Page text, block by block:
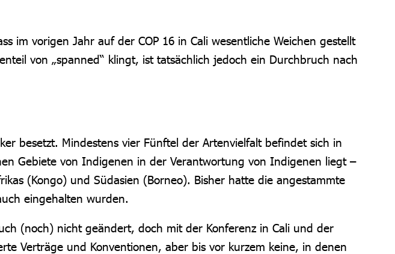
im vorigen Jahr auf der COP 16 in Cali wesentliche Weichen gestellt
von „spanned“ klingt, ist tatsächlich jedoch ein Durchbruch nach
besetzt. Mindestens vier Fünftel der Artenvielfalt befindet sich in
Gebiete von Indigenen in der Verantwortung von Indigenen liegt –
(Kongo) und Südasien (Borneo). Bisher hatte die angestammte
eingehalten wurden.
(noch) nicht geändert, doch mit der Konferenz in Cali und der
Verträge und Konventionen, aber bis vor kurzem keine, in denen